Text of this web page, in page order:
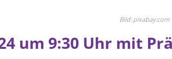
pixabay.com
um 9:30 Uhr mit